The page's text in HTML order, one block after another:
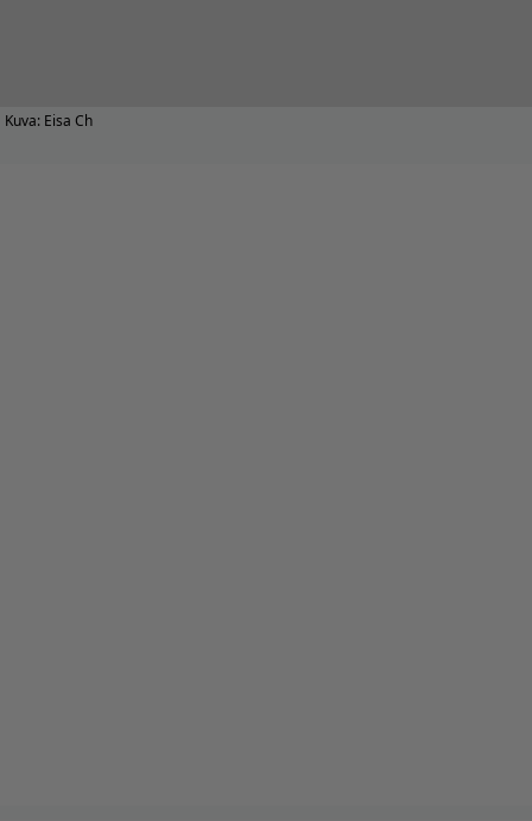
Kuva: Eisa Ch